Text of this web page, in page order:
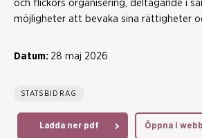
och flickors organisering, deltagande i
möjligheter att bevaka sina rättigheter
Datum: 28 maj 2026
STATSBIDRAG
Ladda ner pdf Öppna i